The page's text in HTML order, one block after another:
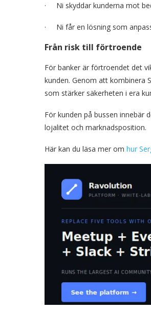
· Ni skyddar kunderna mot
· Ni får en lösning som
Från risk till förtroende
För banker är förtroendet det
kunden. Genom att kombinera
som stärker säkerheten i era
För kunden på bussen innebär
lojalitet och marknadsposition.
Här kan du läsa mer om hur